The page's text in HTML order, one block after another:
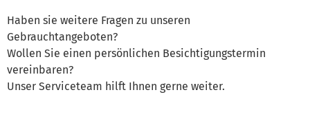
Haben sie weitere Fragen zu unseren
Gebrauchtangeboten?
Wollen Sie einen persönlichen Besichtigungstermin
vereinbaren?
Unser Serviceteam hilft Ihnen gerne weiter.